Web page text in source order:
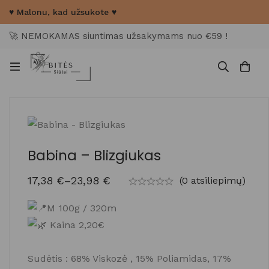
♥ Malonu, kad užsukote ♥
🚀 NEMOKAMAS siuntimas užsakymams nuo €59 !
Babina – Blizgiukas
17,38 €–23,98 € (0 atsiliepimų)
M 100g / 320m
Kaina 2,20€
Sudėtis : 68% Viskozė , 15% Poliamidas, 17%